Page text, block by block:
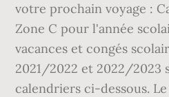
votre prochain voyage :
Zone C pour l'année
vacances et congés
2021/2022 et 2022/2023
calendriers ci-dessous.